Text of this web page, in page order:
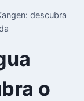
descubra
o